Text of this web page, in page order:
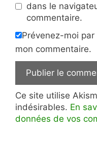
dans le
commentaire.
Prévenez-moi
mon commentaire.
Ce site utilise
indésirables. En
données de vos